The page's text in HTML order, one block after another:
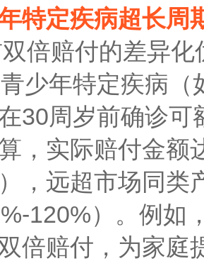
特定疾病超长周
倍赔付的差异化
少年特定疾病
30周岁前确诊
，实际赔付金额
，远超市场同类
120%）。例如
倍赔付，为家庭